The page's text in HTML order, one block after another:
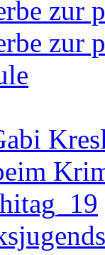
zur
zur